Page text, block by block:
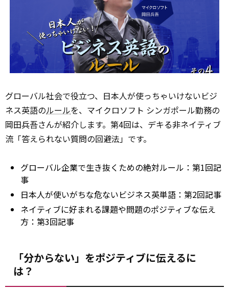
グローバル社会で役立つ、日本人が使っちゃいけないビジ
ネス英語のルールを、マイクロソフト シンガポール勤務の
岡田兵吾さんが紹介します。第4回は、デキる非ネイティブ
流「答えられない質問の回避法」です。
グローバル企業で生き抜くための絶対ルール：第1回記
事
日本人が使いがちな危ないビジネス英単語：第2回記事
ネイティブに好まれる課題や問題のポジティブな伝え
方：第3回記事
「分からない」をポジティブに伝えるに
は？